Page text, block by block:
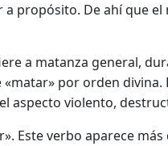
a propósito. De ahí que
a matanza general,
por orden
aspecto violento,
Este verbo aparece